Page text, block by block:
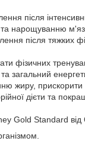
після
нарощуванню
після тяжких
фізичних
загальний
жиру, прискорити
дієти та
Gold Standard